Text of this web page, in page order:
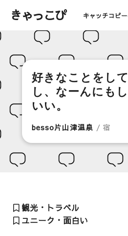
きゃっこぴ キャッチコピ
好きなことをし
し、なーんにも
いい。
besso片山津温泉 / 宿
観光・トラベル
ユニーク・面白い